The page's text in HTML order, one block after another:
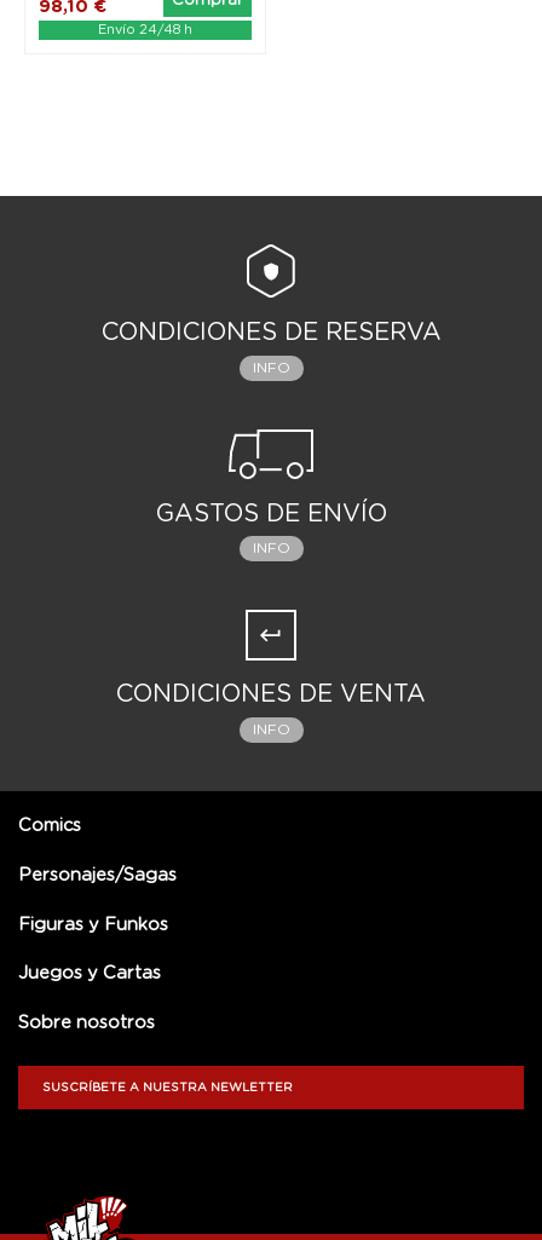
98,10 €
Envío 24/48 h
CONDICIONES DE RESERVA
INFO
GASTOS DE ENVÍO
INFO
CONDICIONES DE VENTA
INFO
Comics
Personajes/Sagas
Figuras y Funkos
Juegos y Cartas
Sobre nosotros
SUSCRÍBETE A NUESTRA NEWLETTER